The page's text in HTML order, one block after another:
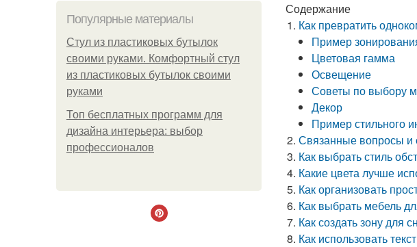
Популярные материалы
Стул из пластиковых бутылок
своими руками. Комфортный стул
из пластиковых бутылок своими
руками
Топ бесплатных программ для
дизайна интерьера: выбор
профессионалов
Содержание
Как превратить
Пример
Цветовая гамма
Освещение
Советы по выбору
Декор
Пример стильного
Связанные вопросы и
Как выбрать стиль
Какие цвета лучше
Как организовать
Как выбрать мебель
Как создать зону для
Как использовать